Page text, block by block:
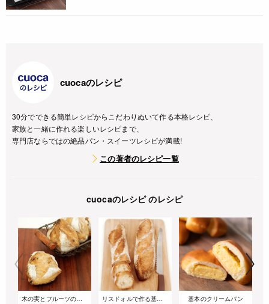
cuocaのレシピ
30分でできる簡単レシピからこだわりぬいて作る本格レシピ、
家族と一緒に作れる楽しいレシピまで、
専門店ならではの絶品パン・スイーツレシピが満載!
この著者のレシピ一覧
cuocaのレシピ のレシピ
木の実とフルーツのリュスティック リスドォルで作る基本のバゲット 基本のクリームパン